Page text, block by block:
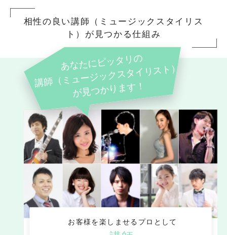
相性の良い講師（ミュージックスタイリス
ト）が見つかる仕組み